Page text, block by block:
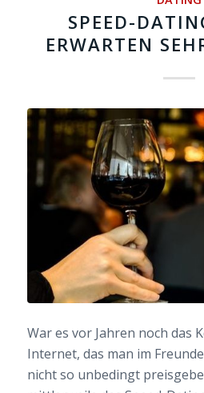
SPEED-
ERWARTEN
War es vor Jahren noch das
Internet, das man im
nicht so unbedingt